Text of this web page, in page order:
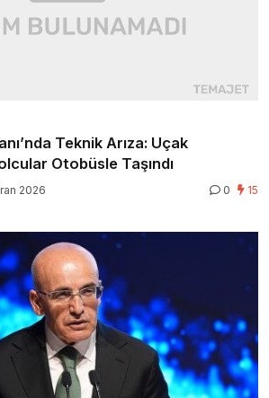
Teknik Arıza: Uçak
Otobüsle Taşındı
2026 0 15